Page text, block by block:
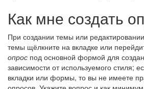
Как мне создать
При создании темы или
темы щёлкните на вкладке или
опрос под основной формой для
зависимости от используемого стиля;
вкладки или формы, то вы не имеете